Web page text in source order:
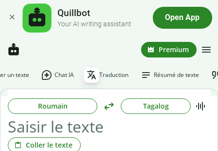
Quillbot
Your AI writing assistant
Open App
Premium
un texte Chat IA Traduction Résumé de texte
Roumain Tagalog
Coller le texte